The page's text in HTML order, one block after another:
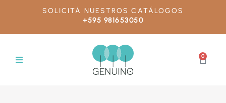
SOLICITÁ NUESTROS CATÁLOGOS
+595 981653050
0